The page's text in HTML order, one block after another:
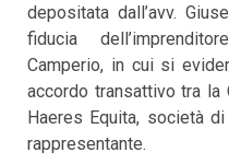
depositata dall’avv.
fiducia
Camperio, in cui si
accordo transattivo tra la
Haeres Equita, società
rappresentante.